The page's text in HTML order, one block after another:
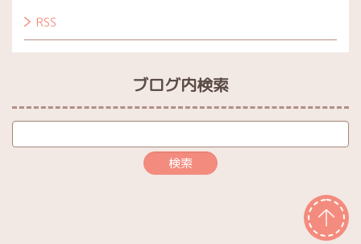
RSS
ブログ内検索